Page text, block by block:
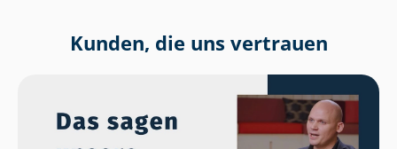
Kunden, die uns vertrauen